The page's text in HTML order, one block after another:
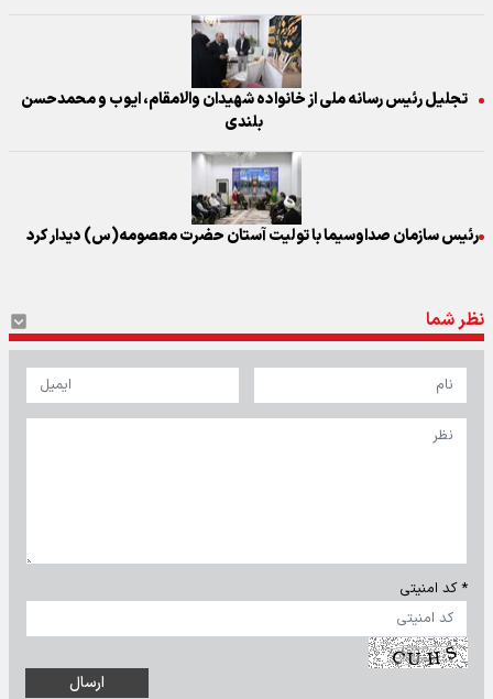
تجلیل رئیس رسانه ملی از خانواده شهیدان والامقام، ایوب و محمدحسن
بلندی
رئیس سازمان صداوسیما با تولیت آستان حضرت معصومه(س) دیدار کرد
نظر شما
* کد امنیتی